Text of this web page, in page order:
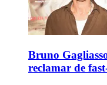
Bruno
reclamar de